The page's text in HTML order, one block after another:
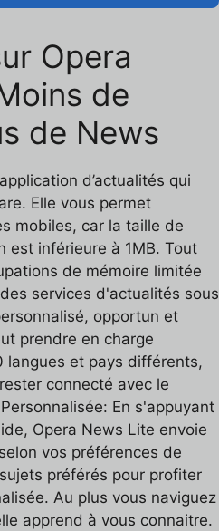
Opera
de
de News
d’actualités qui
Elle vous permet
mobiles, car la taille de
est inférieure à 1MB. Tout
de mémoire limitée
services d'actualités sous
opportun et
prendre en charge
langues et pays différents,
connecté avec le
En s'appuyant
Opera News Lite envoie
vos préférences de
préférés pour profiter
Au plus vous naviguez
apprend à vous connaitre.